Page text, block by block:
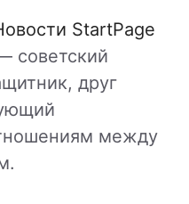
StartPage
советский
друг
между